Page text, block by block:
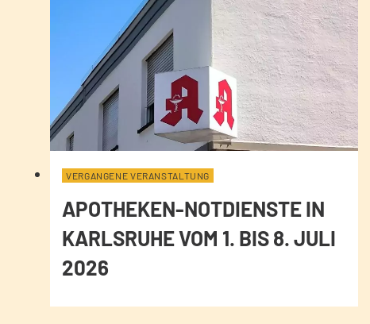
VERGANGENE VERANSTALTUNG
APOTHEKEN-NOTDIENSTE IN
KARLSRUHE VOM 1. BIS 8. JULI
2026